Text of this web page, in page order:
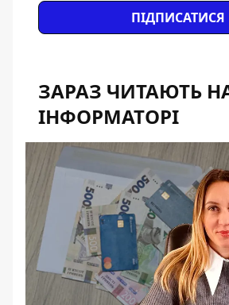
ПІДПИСАТИСЯ
ЗАРАЗ ЧИТАЮТЬ
ІНФОРМАТОРІ